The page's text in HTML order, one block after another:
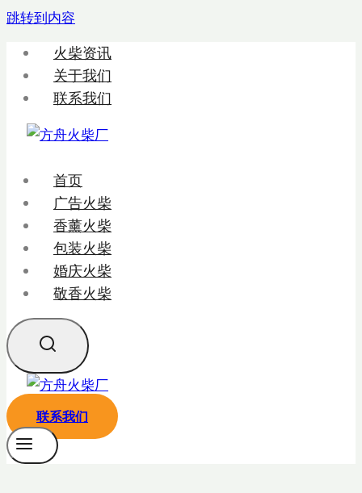
跳转到内容
火柴资讯
关于我们
联系我们
首页
广告火柴
香薰火柴
包装火柴
婚庆火柴
敬香火柴
联系我们